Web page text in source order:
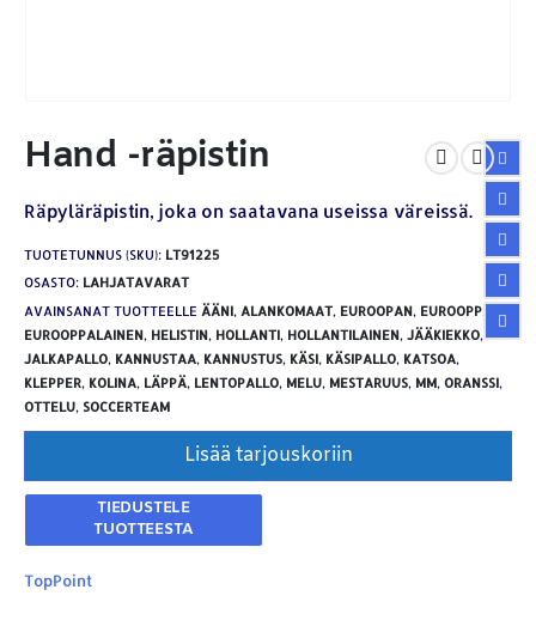
Hand -räpistin
Räpyläräpistin, joka on saatavana useissa väreissä.
TUOTETUNNUS (SKU): LT91225
OSASTO: LAHJATAVARAT
AVAINSANAT TUOTTEELLE ÄÄNI, ALANKOMAAT, EUROOPAN, EUROOPPA
EUROOPPALAINEN, HELISTIN, HOLLANTI, HOLLANTILAINEN, JÄÄKIEKKO,
JALKAPALLO, KANNUSTAA, KANNUSTUS, KÄSI, KÄSIPALLO, KATSOA,
KLEPPER, KOLINA, LÄPPÄ, LENTOPALLO, MELU, MESTARUUS, MM, ORANSSI,
OTTELU, SOCCERTEAM
Lisää tarjouskoriin
TopPoint